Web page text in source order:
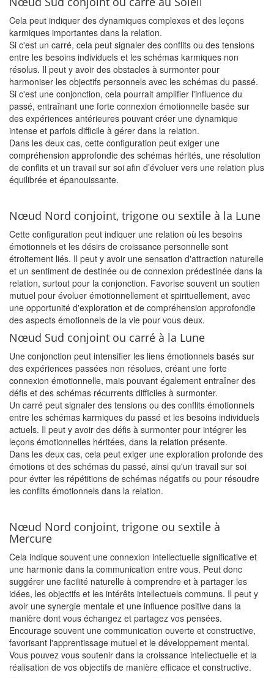
Cela peut indiquer des dynamiques complexes et des leçons
karmiques importantes dans la relation.
Si c'est un carré, cela peut signaler des conflits ou des tensions
entre les besoins individuels et les schémas karmiques non
résolus. Il peut y avoir des obstacles à surmonter pour
harmoniser les objectifs personnels avec les schémas du passé.
Si c'est une conjonction, cela pourrait amplifier l'influence du
passé, entraînant une forte connexion émotionnelle basée sur
des expériences antérieures pouvant créer une dynamique
intense et parfois difficile à gérer dans la relation.
Dans les deux cas, cette configuration peut exiger une
compréhension approfondie des schémas hérités, une résolution
de conflits et un travail sur soi afin d’évoluer vers une relation plus
équilibrée et épanouissante.
Nœud Nord conjoint, trigone ou sextile à la Lune
Cette configuration peut indiquer une relation où les besoins
émotionnels et les désirs de croissance personnelle sont
étroitement liés. Il peut y avoir une sensation d'attraction naturelle
et un sentiment de destinée ou de connexion prédestinée dans la
relation, surtout pour la conjonction. Favorise souvent un soutien
mutuel pour évoluer émotionnellement et spirituellement, avec
une opportunité d'exploration et de compréhension approfondie
des aspects émotionnels de la vie pour vous deux.
Nœud Sud conjoint ou carré à la Lune
Une conjonction peut intensifier les liens émotionnels basés sur
des expériences passées non résolues, créant une forte
connexion émotionnelle, mais pouvant également entraîner des
défis et des schémas récurrents difficiles à surmonter.
Un carré peut signaler des tensions ou des conflits émotionnels
entre les schémas karmiques du passé et les besoins individuels
actuels. Il peut y avoir des défis à surmonter pour intégrer les
leçons émotionnelles héritées, dans la relation présente.
Dans les deux cas, cela peut exiger une exploration profonde des
émotions et des schémas du passé, ainsi qu'un travail sur soi
pour éviter les répétitions de schémas négatifs ou pour résoudre
les conflits émotionnels dans la relation.
Nœud Nord conjoint, trigone ou sextile à
Mercure
Cela indique souvent une connexion intellectuelle significative et
une harmonie dans la communication entre vous. Peut donc
suggérer une facilité naturelle à comprendre et à partager les
idées, les objectifs et les intérêts intellectuels communs. Il peut y
avoir une synergie mentale et une influence positive dans la
manière dont vous échangez et partagez vos pensées.
Encourage souvent une communication ouverte et constructive,
favorisant l'apprentissage mutuel et le développement mental.
Vous pouvez vous soutenir dans la croissance intellectuelle et la
réalisation de vos objectifs de manière efficace et constructive.